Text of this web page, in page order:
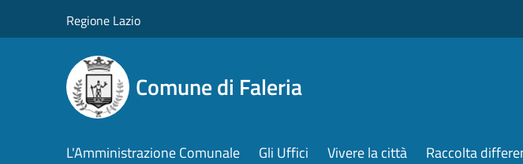
Regione Lazio
Comune di Faleria
L'Amministrazione Comunale Gli Uffici Vivere la città Raccolta